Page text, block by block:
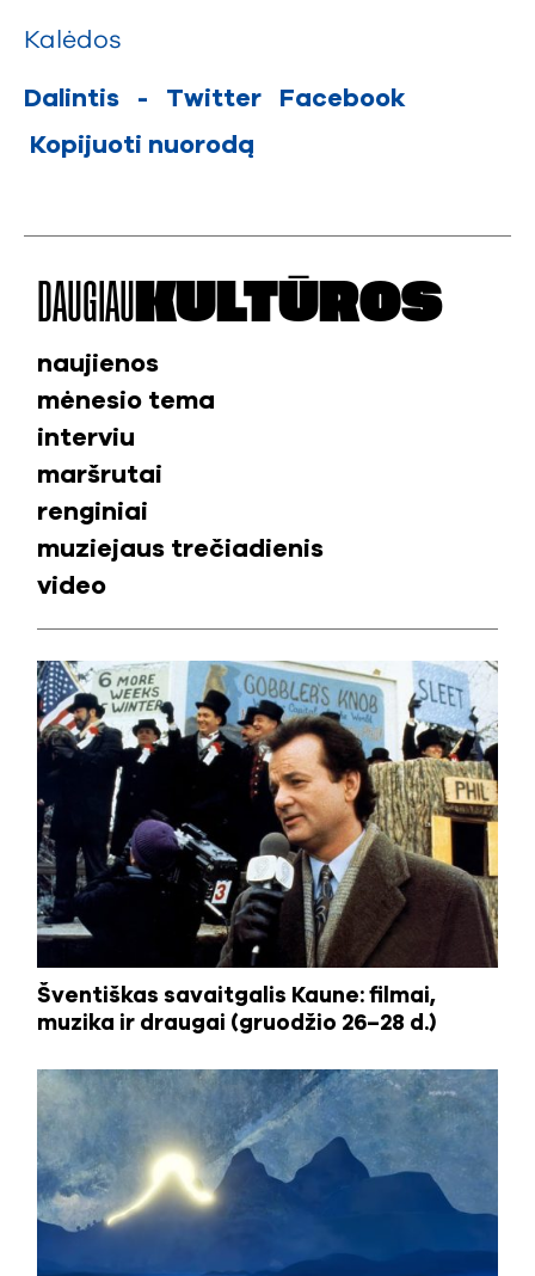
Kalėdos
Dalintis - Twitter
Facebook
Kopijuoti nuorodą
DAUGIAU KULTŪROS
Šventiškas savaitgalis Kaune: filmai,
muzika ir draugai (gruodžio 26–28 d.)
naujienos
mėnesio tema
interviu
maršrutai
renginiai
muziejaus trečiadienis
video